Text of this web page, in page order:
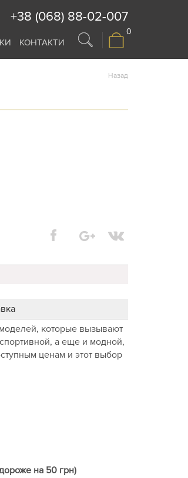
+38 (068) 88-02-007
0
КОНТАКТИ
Назад
которые вызывают
а еще и модной,
ценам и этот выбор
на 50 грн)